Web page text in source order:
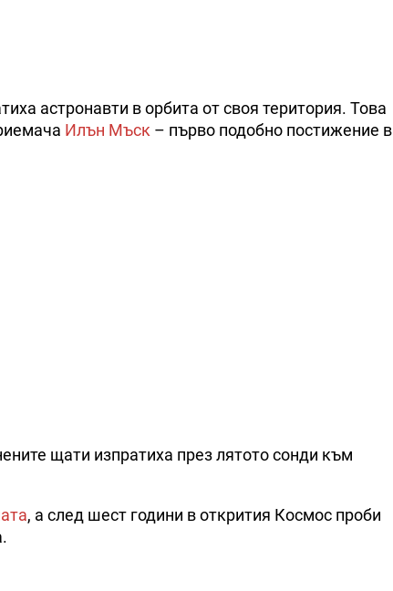
астронавти в орбита от своя територия. Това
Илън Мъск – първо подобно постижение в
щати изпратиха през лятото сонди към
, а след шест години в открития Космос проби